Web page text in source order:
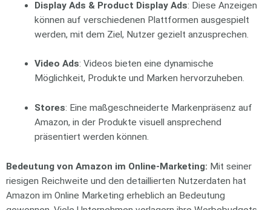
Display Ads & Product Display Ads: Diese Anzeigen
können auf verschiedenen Plattformen ausgespielt
werden, mit dem Ziel, Nutzer gezielt anzusprechen.
Video Ads: Videos bieten eine dynamische
Möglichkeit, Produkte und Marken hervorzuheben.
Stores: Eine maßgeschneiderte Markenpräsenz auf
Amazon, in der Produkte visuell ansprechend
präsentiert werden können.
Bedeutung von Amazon im Online-Marketing: Mit seiner
riesigen Reichweite und den detaillierten Nutzerdaten hat
Amazon im Online Marketing erheblich an Bedeutung